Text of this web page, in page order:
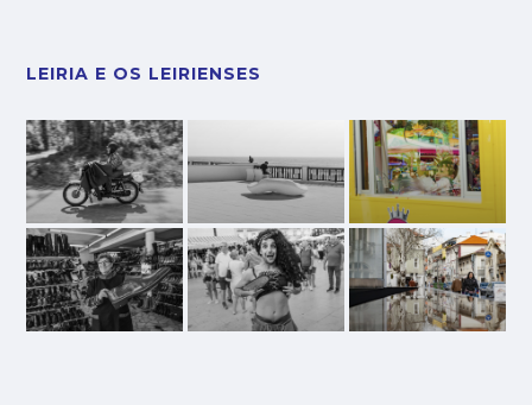
LEIRIA E OS LEIRIENSES